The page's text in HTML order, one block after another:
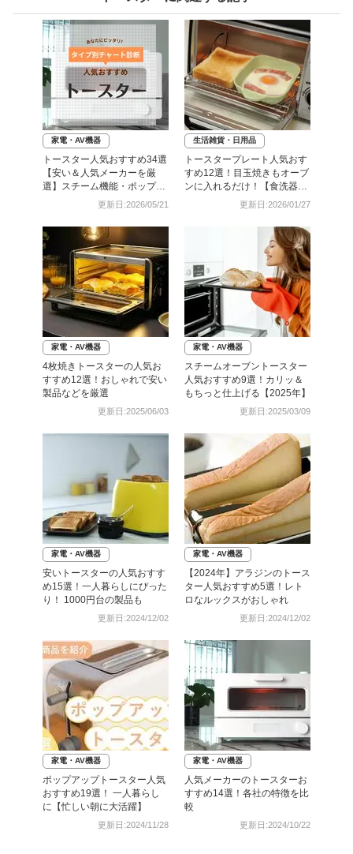
家電・AV機器
トースター人気おすすめ34選
【安い＆人気メーカーを厳
選】スチーム機能・ポップア
更新日:2026/05/21
生活雑貨・日用品
トースタープレート人気おす
すめ12選！目玉焼きもオーブ
ンに入れるだけ！【食洗器対
更新日:2026/01/27
家電・AV機器
4枚焼きトースターの人気お
すすめ12選！おしゃれで安い
製品などを厳選
更新日:2025/06/03
家電・AV機器
スチームオーブントースター
人気おすすめ9選！カリッ＆
もちっと仕上げる【2025年】
更新日:2025/03/09
家電・AV機器
安いトースターの人気おすす
め15選！一人暮らしにぴった
り！ 1000円台の製品も
更新日:2024/12/02
家電・AV機器
【2024年】アラジンのトース
ター人気おすすめ5選！レト
ロなルックスがおしゃれ
更新日:2024/12/02
家電・AV機器
ポップアップトースター人気
おすすめ19選！ 一人暮らし
に【忙しい朝に大活躍】
更新日:2024/11/28
家電・AV機器
人気メーカーのトースターお
すすめ14選！各社の特徴を比
較
更新日:2024/10/22